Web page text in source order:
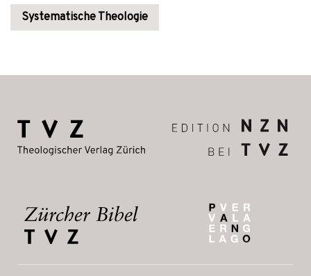
Systematische Theologie